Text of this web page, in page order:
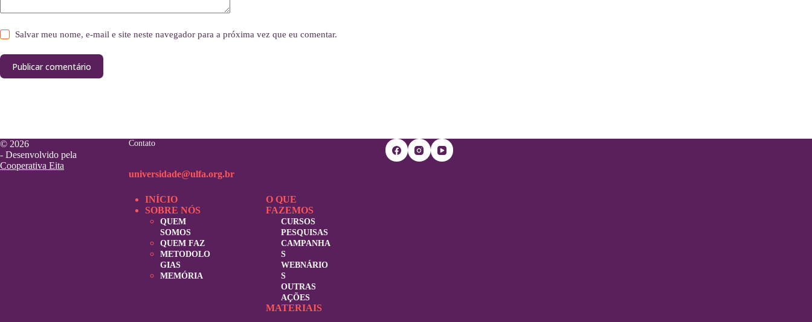
Salvar meu nome, e-mail e site neste navegador para a próxima vez que eu comentar.
Publicar comentário
© 2026
- Desenvolvido pela
Cooperativa Eita
Contato
universidade@ulfa.org.br
INÍCIO
SOBRE NÓS
QUEM
SOMOS
QUEM FAZ
METODOLO
GIAS
MEMÓRIA
O QUE
FAZEMOS
CURSOS
PESQUISAS
CAMPANHA
S
WEBNÁRIO
S
OUTRAS
AÇÕES
MATERIAIS